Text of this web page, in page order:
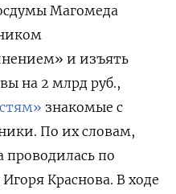
Магомеда
и изъять
на 2 млрд руб.,
знакомые с
По их словам,
проводилась по
Краснова. В ходе